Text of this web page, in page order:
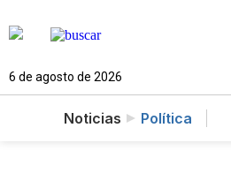
6 de agosto de 2026
Noticias Política